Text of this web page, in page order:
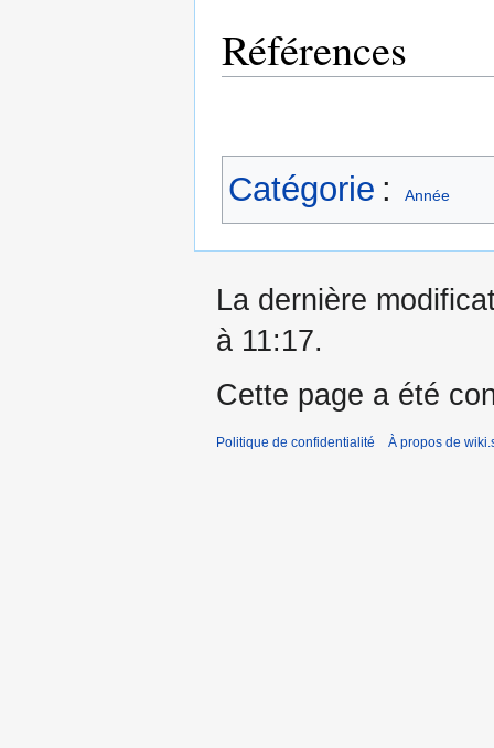
Références
Catégorie : Année
La dernière
à 11:17.
Cette page a été
Politique de confidentialité À propos de